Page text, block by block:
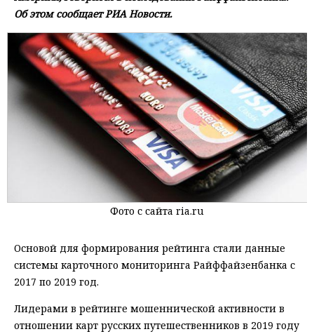
Об этом сообщает РИА Новости.
Фото с сайта ria.ru
Основой для формирования рейтинга стали данные
системы карточного мониторинга Райффайзенбанка с
2017 по 2019 год.
Лидерами в рейтинге мошеннической активности в
отношении карт русских путешественников в 2019 году